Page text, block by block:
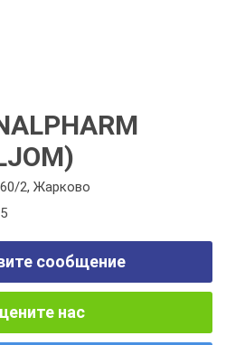
2, Жарково
сообщение
нас